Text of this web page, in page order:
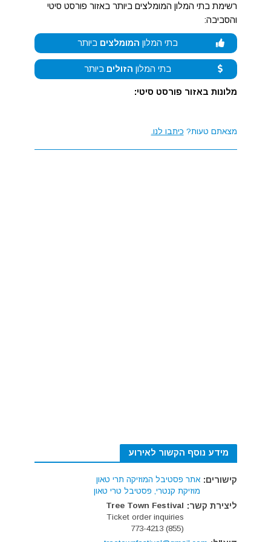
רשימת בתי המלון המומלצים ביותר באזור פורסט סיטי
והסביבה:
בתי המלון המומלצים ביותר
בתי המלון הזולים ביותר
מלונות באזור פורסט סיטי:
מצאתם טעות? כיתבו לנו.
מידע נוסף הקשור לאירוע
קישורים: אתר פסטיבל המוזיקה תרי טאון
מוזיקת קנטרי, פסטיבל טרי טאון
ליצירת קשר: Tree Town Festival
Ticket order inquiries
(855) 773-4213